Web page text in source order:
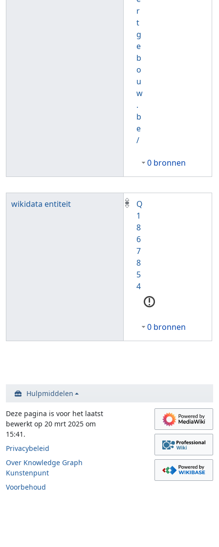
r
t
g
e
b
o
u
w
.
b
e
/
0 bronnen
wikidata entiteit
Q
1
8
6
7
8
5
4
0 bronnen
Hulpmiddelen
Deze pagina is voor het laatst
bewerkt op 20 mrt 2025 om
15:41.
Privacybeleid
Over Knowledge Graph
Kunstenpunt
Voorbehoud